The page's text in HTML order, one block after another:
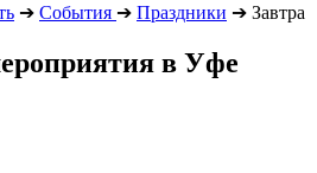
➔ События ➔ Праздники ➔ Завтра
в Уфе